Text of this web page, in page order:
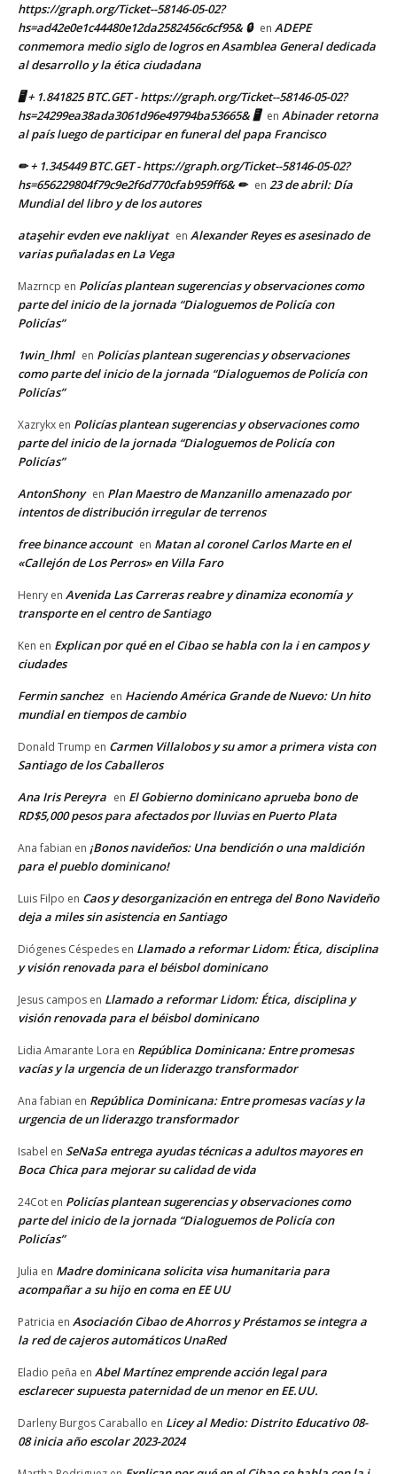
https://graph.org/Ticket--58146-05-02?
hs=ad42e0e1c44480e12da2582456c6cf95& 🔒 en ADEPE
conmemora medio siglo de logros en Asamblea General dedicada
al desarrollo y la ética ciudadana
🖥 + 1.841825 BTC.GET - https://graph.org/Ticket--58146-05-02?
hs=24299ea38ada3061d96e49794ba53665& 🖥 en Abinader retorna
al país luego de participar en funeral del papa Francisco
✏ + 1.345449 BTC.GET - https://graph.org/Ticket--58146-05-02?
hs=656229804f79c9e2f6d770cfab959ff6& ✏ en 23 de abril: Día
Mundial del libro y de los autores
ataşehir evden eve nakliyat en Alexander Reyes es asesinado de
varias puñaladas en La Vega
Mazrncp en Policías plantean sugerencias y observaciones como
parte del inicio de la jornada “Dialoguemos de Policía con
Policías”
1win_lhml en Policías plantean sugerencias y observaciones
como parte del inicio de la jornada “Dialoguemos de Policía con
Policías”
Xazrykx en Policías plantean sugerencias y observaciones como
parte del inicio de la jornada “Dialoguemos de Policía con
Policías”
AntonShony en Plan Maestro de Manzanillo amenazado por
intentos de distribución irregular de terrenos
free binance account en Matan al coronel Carlos Marte en el
«Callejón de Los Perros» en Villa Faro
Henry en Avenida Las Carreras reabre y dinamiza economía y
transporte en el centro de Santiago
Ken en Explican por qué en el Cibao se habla con la i en campos y
ciudades
Fermin sanchez en Haciendo América Grande de Nuevo: Un hito
mundial en tiempos de cambio
Donald Trump en Carmen Villalobos y su amor a primera vista con
Santiago de los Caballeros
Ana Iris Pereyra en El Gobierno dominicano aprueba bono de
RD$5,000 pesos para afectados por lluvias en Puerto Plata
Ana fabian en ¡Bonos navideños: Una bendición o una maldición
para el pueblo dominicano!
Luis Filpo en Caos y desorganización en entrega del Bono Navideño
deja a miles sin asistencia en Santiago
Diógenes Céspedes en Llamado a reformar Lidom: Ética, disciplina
y visión renovada para el béisbol dominicano
Jesus campos en Llamado a reformar Lidom: Ética, disciplina y
visión renovada para el béisbol dominicano
Lidia Amarante Lora en República Dominicana: Entre promesas
vacías y la urgencia de un liderazgo transformador
Ana fabian en República Dominicana: Entre promesas vacías y la
urgencia de un liderazgo transformador
Isabel en SeNaSa entrega ayudas técnicas a adultos mayores en
Boca Chica para mejorar su calidad de vida
24Cot en Policías plantean sugerencias y observaciones como
parte del inicio de la jornada “Dialoguemos de Policía con
Policías”
Julia en Madre dominicana solicita visa humanitaria para
acompañar a su hijo en coma en EE UU
Patricia en Asociación Cibao de Ahorros y Préstamos se integra a
la red de cajeros automáticos UnaRed
Eladio peña en Abel Martínez emprende acción legal para
esclarecer supuesta paternidad de un menor en EE.UU.
Darleny Burgos Caraballo en Licey al Medio: Distrito Educativo 08-
08 inicia año escolar 2023-2024